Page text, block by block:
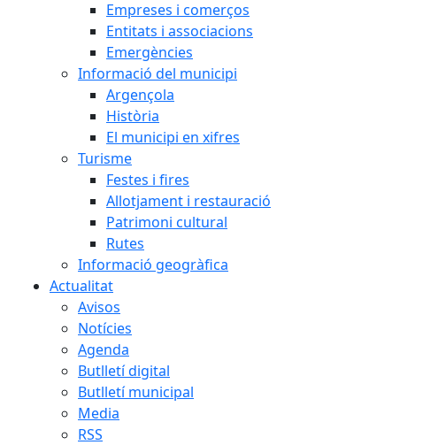
Empreses i comerços
Entitats i associacions
Emergències
Informació del municipi
Argençola
Història
El municipi en xifres
Turisme
Festes i fires
Allotjament i restauració
Patrimoni cultural
Rutes
Informació geogràfica
Actualitat
Avisos
Notícies
Agenda
Butlletí digital
Butlletí municipal
Media
RSS